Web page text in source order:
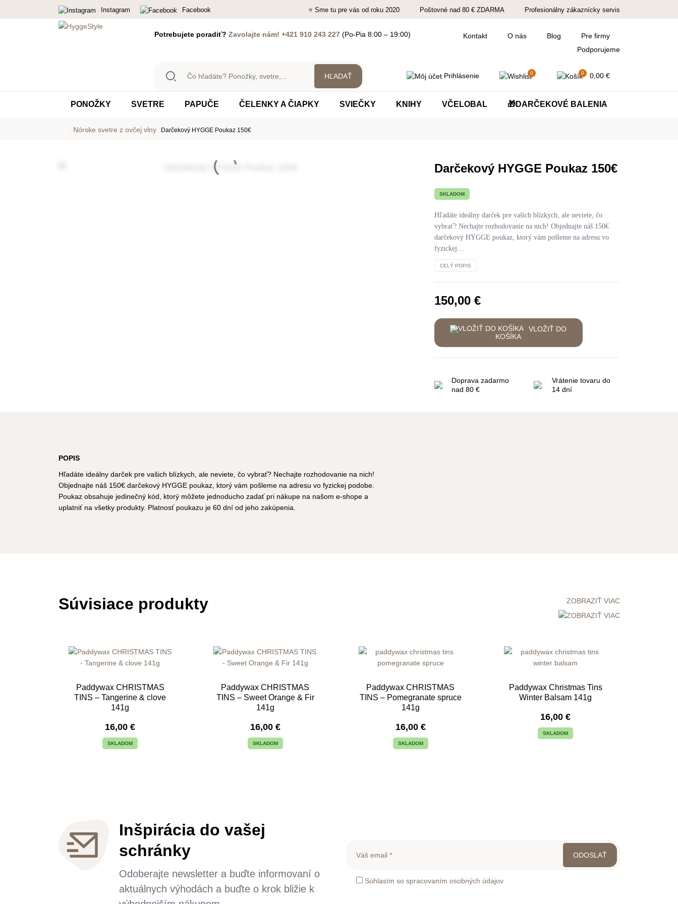
Instagram Facebook ⭐ Sme tu pre vás od roku 2020 Poštovné nad 80 € ZDARMA Profesionálny zákaznícky servis
Potrebujete poradiť? Zavolajte nám! +421 910 243 227(Po-Pia 8:00 – 19:00) Kontakt O nás Blog
Pre firmy
Podporujeme
Čo
hľadáte?
Prihlásenie 0 0 0,00 €
PONOŽKY SVETRE PAPUČE ČELENKY A ČIAPKY SVIEČKY KNIHY VČELOBAL 🎁DARČEKOVÉ BALENIA
Nórske svetre z ovčej vlny Darčekový HYGGE Poukaz 150€
Darčekový HYGGE Poukaz 150€
SKLADOM
Hľadáte ideálny darček pre vašich blízkych, ale neviete, čo
vybrať? Nechajte rozhodovanie na nich! Objednajte náš 150€
darčekový HYGGE poukaz, ktorý vám pošleme na adresu vo
fyzickej…
CELÝ POPIS
150,00€
VLOŽIŤ DO
KOŠÍKA
Doprava zadarmo
nad 80 €
Vrátenie tovaru do
14 dní
POPIS
Hľadáte ideálny darček pre vašich blízkych, ale neviete, čo vybrať? Nechajte rozhodovanie na nich!
Objednajte náš 150€ darčekový HYGGE poukaz, ktorý vám pošleme na adresu vo fyzickej podobe.
Poukaz obsahuje jedinečný kód, ktorý môžete jednoducho zadať pri nákupe na našom e-shope a
uplatniť na všetky produkty. Platnosť poukazu je 60 dní od jeho zakúpenia.
Súvisiace produkty ZOBRAZIŤ VIAC
Paddywax CHRISTMAS
TINS – Tangerine & clove
141g
16,00€
SKLADOM
Paddywax CHRISTMAS
TINS – Sweet Orange & Fir
141g
16,00 €
SKLADOM
Paddywax CHRISTMAS
TINS – Pomegranate spruce
141g
16,00 €
SKLADOM
Paddywax Christmas Tins
Winter Balsam 141g
16,00€
SKLADOM
Inšpirácia do vašej
schránky
Odoberajte newsletter a buďte informovaní o
aktuálnych výhodách a buďte o krok bližie k
Súhlasím so spracovaním osobných údajov